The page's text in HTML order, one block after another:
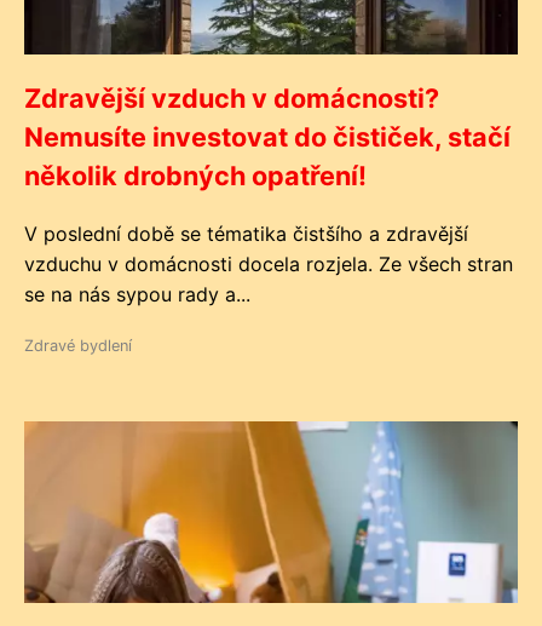
Zdravější vzduch v domácnosti?
Nemusíte investovat do čističek, stačí
několik drobných opatření!
V poslední době se tématika čistšího a zdravější
vzduchu v domácnosti docela rozjela. Ze všech stran
se na nás sypou rady a...
Zdravé bydlení